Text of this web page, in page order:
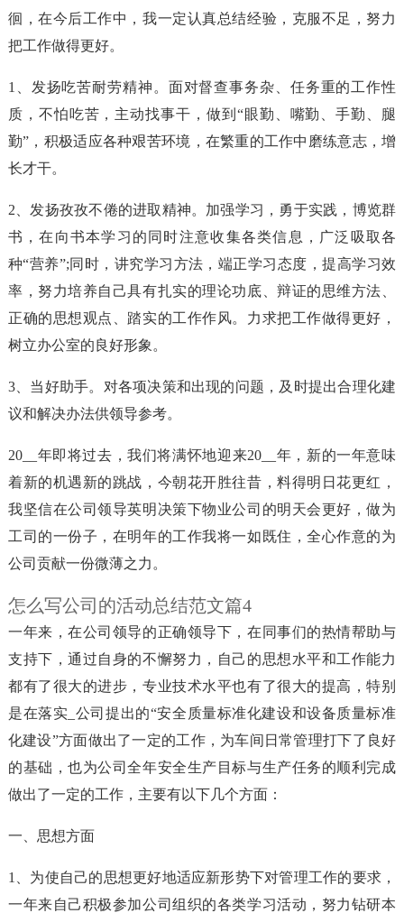
徊，在今后工作中，我一定认真总结经验，克服不足，努力
把工作做得更好。
1、发扬吃苦耐劳精神。面对督查事务杂、任务重的工作性
质，不怕吃苦，主动找事干，做到“眼勤、嘴勤、手勤、腿
勤”，积极适应各种艰苦环境，在繁重的工作中磨练意志，增
长才干。
2、发扬孜孜不倦的进取精神。加强学习，勇于实践，博览群
书，在向书本学习的同时注意收集各类信息，广泛吸取各
种“营养”;同时，讲究学习方法，端正学习态度，提高学习效
率，努力培养自己具有扎实的理论功底、辩证的思维方法、
正确的思想观点、踏实的工作作风。力求把工作做得更好，
树立办公室的良好形象。
3、当好助手。对各项决策和出现的问题，及时提出合理化建
议和解决办法供领导参考。
20__年即将过去，我们将满怀地迎来20__年，新的一年意味
着新的机遇新的跳战，今朝花开胜往昔，料得明日花更红，
我坚信在公司领导英明决策下物业公司的明天会更好，做为
工司的一份子，在明年的工作我将一如既住，全心作意的为
公司贡献一份微薄之力。
怎么写公司的活动总结范文篇4
一年来，在公司领导的正确领导下，在同事们的热情帮助与
支持下，通过自身的不懈努力，自己的思想水平和工作能力
都有了很大的进步，专业技术水平也有了很大的提高，特别
是在落实_公司提出的“安全质量标准化建设和设备质量标准
化建设”方面做出了一定的工作，为车间日常管理打下了良好
的基础，也为公司全年安全生产目标与生产任务的顺利完成
做出了一定的工作，主要有以下几个方面：
一、思想方面
1、为使自己的思想更好地适应新形势下对管理工作的要求，
一年来自己积极参加公司组织的各类学习活动，努力钻研本